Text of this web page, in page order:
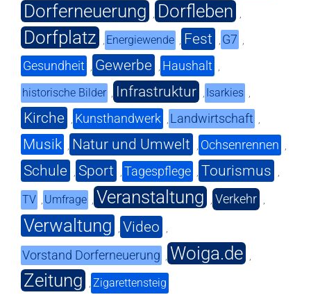
Dorferneuerung , Dorfleben ,
Dorfplatz , Energiewende , Fest , G7 ,
Gesundheit , Gewerbe , Haushalt ,
historische Bilder , Infrastruktur , Isarkies ,
Kirche , Kunsthandwerk , Landwirtschaft ,
Musik , Natur und Umwelt , Ochsenrennen ,
Schule , Sport , Tagespflege , Tourismus ,
TV , Umfrage , Veranstaltung , Verkehr ,
Verwaltung , Video ,
Vorstand Dorferneuerung , Woiga.de ,
Zeitung , Zigarettensteig